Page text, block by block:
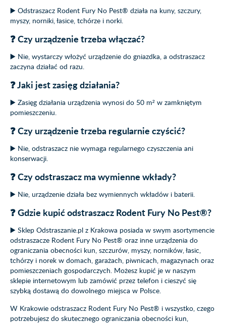
▶️ Odstraszacz Rodent Fury No Pest® działa na kuny, szczury,
myszy, norniki, łasice, tchórze i norki.
❓ Czy urządzenie trzeba włączać?
▶️ Nie, wystarczy włożyć urządzenie do gniazdka, a odstraszacz
zaczyna działać od razu.
❓ Jaki jest zasięg działania?
▶️ Zasięg działania urządzenia wynosi do 50 m² w zamkniętym
pomieszczeniu.
❓ Czy urządzenie trzeba regularnie czyścić?
▶️ Nie, odstraszacz nie wymaga regularnego czyszczenia ani
konserwacji.
❓ Czy odstraszacz ma wymienne wkłady?
▶️ Nie, urządzenie działa bez wymiennych wkładów i baterii.
❓ Gdzie kupić odstraszacz Rodent Fury No Pest®?
▶️ Sklep Odstraszanie.pl z Krakowa posiada w swym asortymencie
odstraszacze Rodent Fury No Pest® oraz inne urządzenia do
ograniczania obecności kun, szczurów, myszy, norników, łasic,
tchórzy i norek w domach, garażach, piwnicach, magazynach oraz
pomieszczeniach gospodarczych. Możesz kupić je w naszym
sklepie internetowym lub zamówić przez telefon i cieszyć się
szybką dostawą do dowolnego miejsca w Polsce.
W Krakowie odstraszacz Rodent Fury No Pest® i wszystko, czego
potrzebujesz do skutecznego ograniczania obecności kun,